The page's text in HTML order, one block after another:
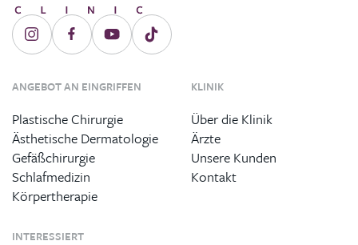
ANGEBOT AN EINGRIFFEN
Plastische Chirurgie
Ästhetische Dermatologie
Gefäßchirurgie
Schlafmedizin
Körpertherapie
KLINIK
Über die Klinik
Ärzte
Unsere Kunden
Kontakt
INTERESSIERT